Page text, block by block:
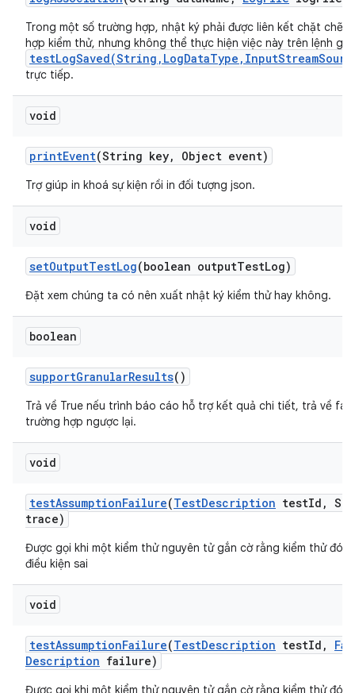
Trong một số trường hợp, nhật ký phải được liên kết chặt chẽ
hợp kiểm thử, nhưng không thể thực hiện việc này trên lệnh gọi
trực tiếp.
void
printEvent(String key, Object event)
Trợ giúp in khoá sự kiện rồi in đối tượng json.
void
setOutputTestLog(boolean outputTestLog)
Đặt xem chúng ta có nên xuất nhật ký kiểm thử hay không.
boolean
supportGranularResults()
Trả về True nếu trình báo cáo hỗ trợ kết quả chi tiết, trả về
trường hợp ngược lại.
void
testAssumptionFailure(TestDescription testId ,
trace)
Được gọi khi một kiểm thử nguyên tử gắn cờ rằng kiểm thử đó
điều kiện sai
void
testAssumptionFailure(TestDescription testId ,
Description failure)
Được gọi khi một kiểm thử nguyên tử gắn cờ rằng kiểm thử đó